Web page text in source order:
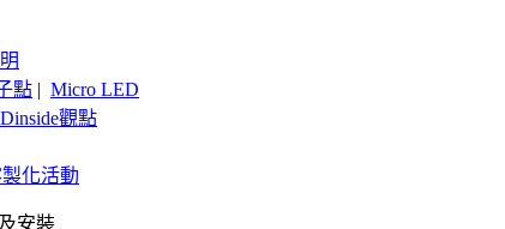
點 | Micro LED
觀點
製化活動
安裝